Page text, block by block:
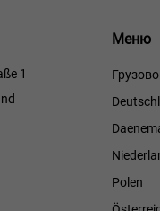
1
Меню
Меню
Polen